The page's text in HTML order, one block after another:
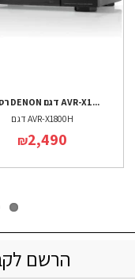
רסיבר DENON דגם AVR-X1...
דגם AVR-X1800H
₪2,490
הרשם